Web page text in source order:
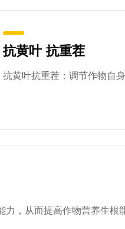
抗黄叶 抗重茬
抗黄叶抗重茬：调节作物自
，从而提高作物营养生根